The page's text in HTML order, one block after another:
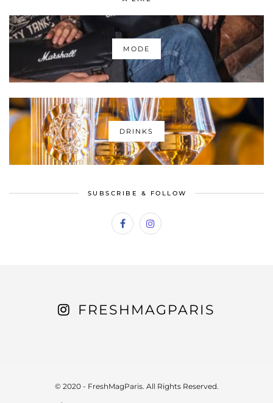
MODE
DRINKS
SUBSCRIBE & FOLLOW
FRESHMAGPARIS
© 2020 - FreshMagParis. All Rights Reserved.